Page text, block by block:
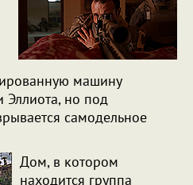
машину
Эллиота, но под
самодельное
Дом, в котором
находится группа